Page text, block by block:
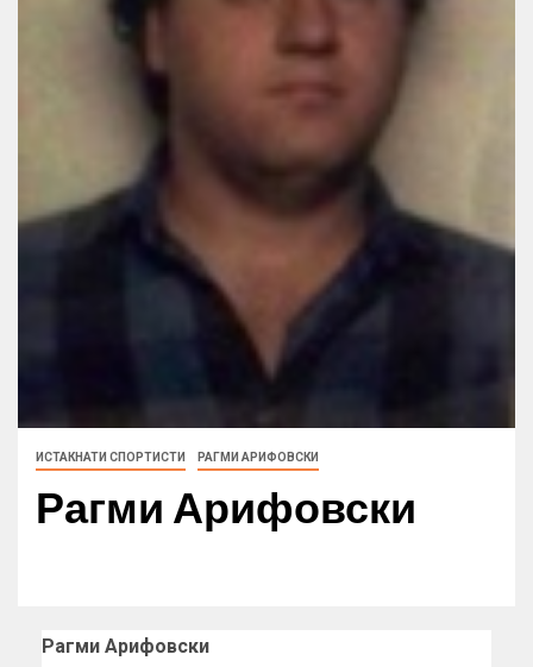
ИСТАКНАТИ СПОРТИСТИ РАГМИ АРИФОВСКИ
Рагми Арифовски
Рагми Арифовски